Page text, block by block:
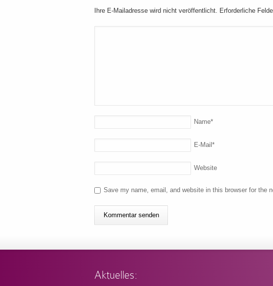
Ihre E-Mailadresse wird nicht veröffentlicht. Erforderliche
Name*
E-Mail*
Website
Save my name, email, and website in this browser for the
Aktuelles: